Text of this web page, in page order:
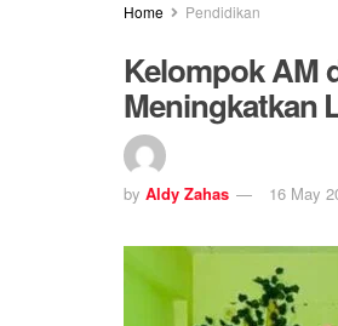
Home Pendidikan
Kelompok AM
Meningkatkan
by Aldy Zahas 16 May